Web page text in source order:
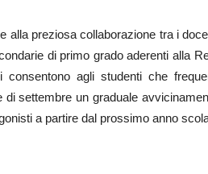
alla preziosa collaborazione tra i
di primo grado aderenti alla
consentono agli studenti che
di settembre un graduale
a partire dal prossimo anno